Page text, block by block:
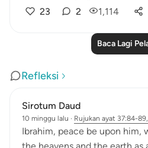
23 2 1,114
Baca Lagi
Refleksi
Sirotum Daud
10 minggu lalu · Rujukan ayat 37:84-
Ibrahim, peace be upon him,